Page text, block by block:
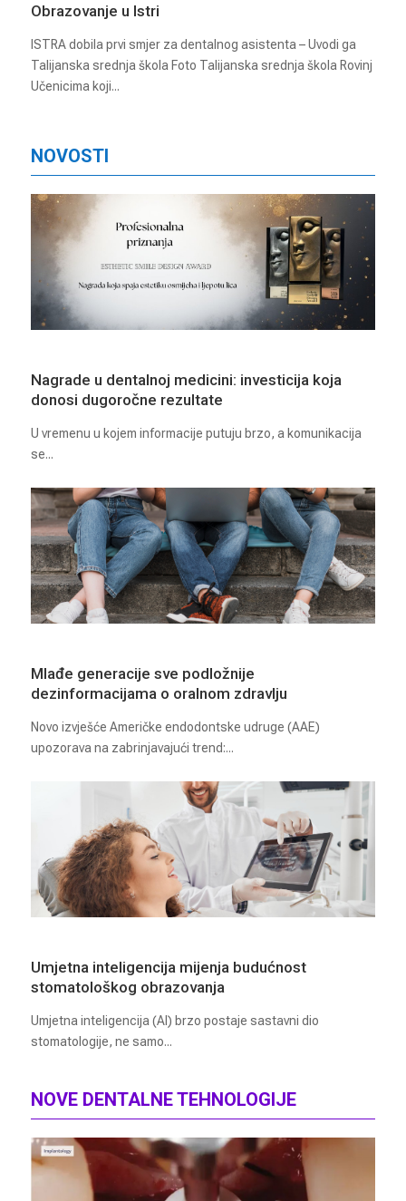
Obrazovanje u Istri
ISTRA dobila prvi smjer za dentalnog asistenta – Uvodi ga
Talijanska srednja škola Foto Talijanska srednja škola Rovinj
Učenicima koji...
NOVOSTI
Nagrade u dentalnoj medicini: investicija koja
donosi dugoročne rezultate
U vremenu u kojem informacije putuju brzo, a komunikacija
se...
Mlađe generacije sve podložnije
dezinformacijama o oralnom zdravlju
Novo izvješće Američke endodontske udruge (AAE)
upozorava na zabrinjavajući trend:...
Umjetna inteligencija mijenja budućnost
stomatološkog obrazovanja
Umjetna inteligencija (AI) brzo postaje sastavni dio
stomatologije, ne samo...
NOVE DENTALNE TEHNOLOGIJE